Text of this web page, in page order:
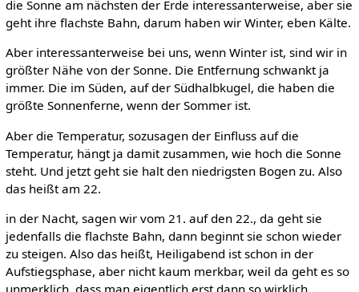
die Sonne am nächsten der Erde interessanterweise, aber sie
geht ihre flachste Bahn, darum haben wir Winter, eben Kälte.
Aber interessanterweise bei uns, wenn Winter ist, sind wir in
größter Nähe von der Sonne. Die Entfernung schwankt ja
immer. Die im Süden, auf der Südhalbkugel, die haben die
größte Sonnenferne, wenn der Sommer ist.
Aber die Temperatur, sozusagen der Einfluss auf die
Temperatur, hängt ja damit zusammen, wie hoch die Sonne
steht. Und jetzt geht sie halt den niedrigsten Bogen zu. Also
das heißt am 22.
in der Nacht, sagen wir vom 21. auf den 22., da geht sie
jedenfalls die flachste Bahn, dann beginnt sie schon wieder
zu steigen. Also das heißt, Heiligabend ist schon in der
Aufstiegsphase, aber nicht kaum merkbar, weil da geht es so
unmerklich, dass man eigentlich erst dann so wirklich